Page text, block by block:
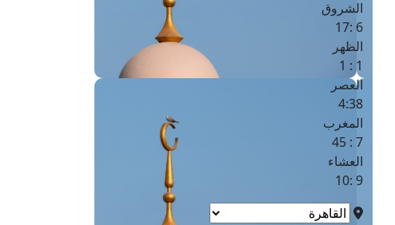
الشروق
6 :17
الظهر
1 : 1
العصر
4:38
المغرب
7 : 45
العشاء
9 :10